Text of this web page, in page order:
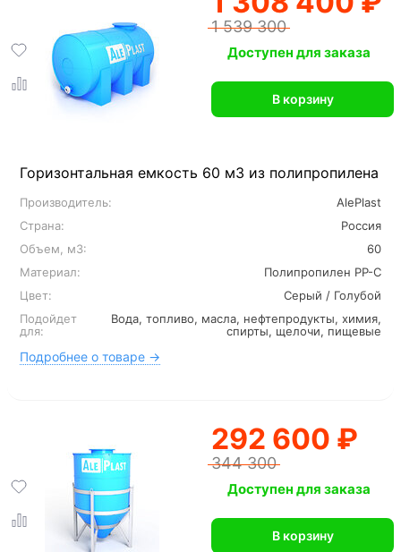
Горизонтальная емкость 60 м3 из полипропилена
Производитель:
AlePlast
Страна:
Россия
Объем, м3:
60
Материал:
Полипропилен PP-C
Цвет:
Серый / Голубой
Подойдет
для:
Вода, топливо, масла, нефтепродукты, химия,
спирты, щелочи, пищевые
Подробнее о товаре →
1 539 300
Доступен для заказа
В корзину
292 600 ₽
344 300
Доступен для заказа
В корзину